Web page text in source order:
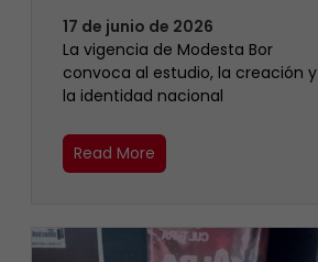
17 de junio de 2026
La vigencia de Modesta Bor
convoca al estudio, la creación y
la identidad nacional
Read More